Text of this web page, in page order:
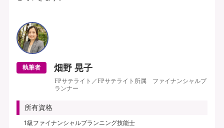
執筆者 畑野 晃子
FPサテライト／FPサテライト所属 ファイナンシャルプ
ランナー
所有資格
1級ファイナンシャルプランニング技能士